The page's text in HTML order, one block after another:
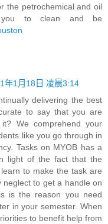
the petrochemical and oil
you to clean and be
年1月18日 凌晨3:14
delivering the best
to say that you are
We comprehend your
like you go through in
Tasks on MYOB has a
light of the fact that the
to make the task are
to get a handle on
is the reason you need
in your semester. When
to benefit help from